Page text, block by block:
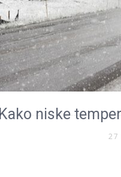
Kako niske
27